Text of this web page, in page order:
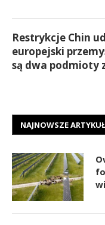
Restrykcje Chin
europejski
są dwa podmioty
NAJNOWSZE